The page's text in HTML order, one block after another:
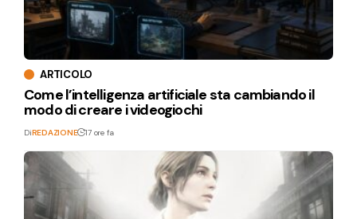
ARTICOLO
Come l’intelligenza artificiale sta cambiando il
modo di creare i videogiochi
DiREDAZIONE 17 ore fa